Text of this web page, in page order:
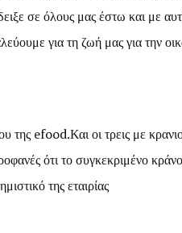
σε όλους μας έστω και με
για τη ζωή μας για την
της efood.Και οι τρεις με
ότι το συγκεκριμένο
της εταιρίας